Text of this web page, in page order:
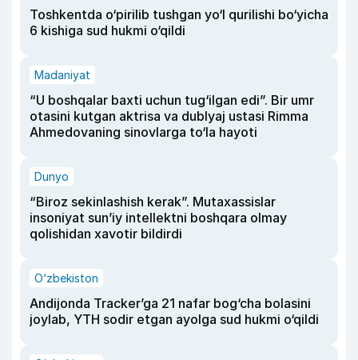
Toshkentda o‘pirilib tushgan yo‘l qurilishi bo‘yicha
6 kishiga sud hukmi o‘qildi
Madaniyat
“U boshqalar baxti uchun tug‘ilgan edi”. Bir umr
otasini kutgan aktrisa va dublyaj ustasi Rimma
Ahmedovaning sinovlarga to‘la hayoti
Dunyo
“Biroz sekinlashish kerak”. Mutaxassislar
insoniyat sun’iy intellektni boshqara olmay
qolishidan xavotir bildirdi
O‘zbekiston
Andijonda Tracker’ga 21 nafar bog‘cha bolasini
joylab, YTH sodir etgan ayolga sud hukmi o‘qildi